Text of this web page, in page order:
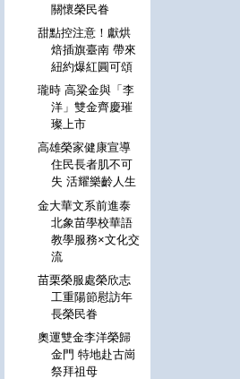
關懷榮民眷
甜點控注意！獻烘
焙插旗臺南 帶來
紐約爆紅圓可頌
瓏時 高粱金與「李
洋」雙金齊慶璀
璨上市
高雄榮家健康宣導
住民長者肌不可
失 活耀樂齡人生
金大華文系前進泰
北象苗學校華語
教學服務×文化交
流
苗栗榮服處榮欣志
工重陽節慰訪年
長榮民眷
奧運雙金李洋榮歸
金門 特地赴古崗
祭拜祖母